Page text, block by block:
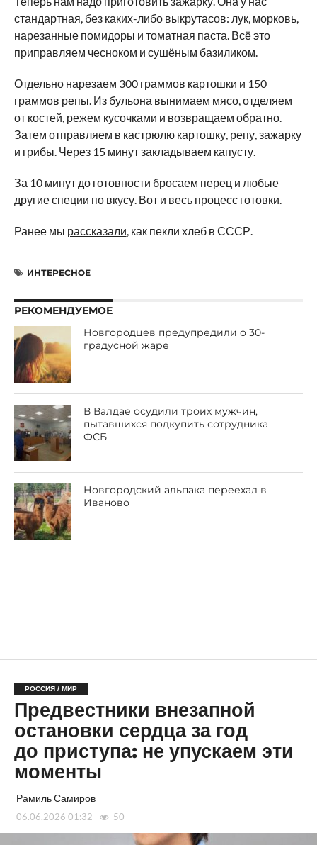
стандартная, без каких-либо выкрутасов: лук, морковь,
нарезанные помидоры и томатная паста. Всё это
приправляем чесноком и сушёным базиликом.
Отдельно нарезаем 300 граммов картошки и 150
граммов репы. Из бульона вынимаем мясо, отделяем
от костей, режем кусочками и возвращаем обратно.
Затем отправляем в кастрюлю картошку, репу, зажарку
и грибы. Через 15 минут закладываем капусту.
За 10 минут до готовности бросаем перец и любые
другие специи по вкусу. Вот и весь процесс готовки.
Ранее мы рассказали, как пекли хлеб в СССР.
ИНТЕРЕСНОЕ
РЕКОМЕНДУЕМОЕ
Новгородцев предупредили о 30-
градусной жаре
В Валдае осудили троих мужчин,
пытавшихся подкупить сотрудника
ФСБ
Новгородский альпака переехал в
Иваново
РОССИЯ / МИР
Предвестники внезапной
остановки сердца за год
до приступа: не упускаем эти
моменты
Рамиль Самиров
06.06.2026 01:32 50